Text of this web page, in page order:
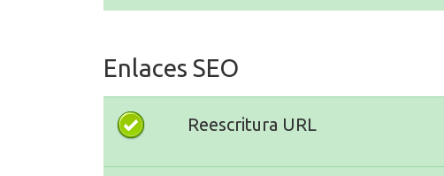
Enlaces SEO
Reescritura URL